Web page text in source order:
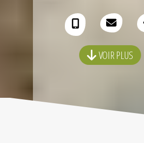
06 26 47 73 95
VOIR PLUS